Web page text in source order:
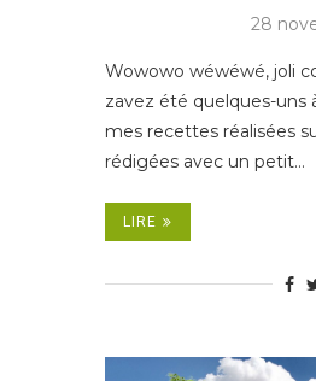
28
Wowowo wéwéwé, joli
zavez été quelques-uns
mes recettes réalisées
rédigées avec un petit…
LIRE